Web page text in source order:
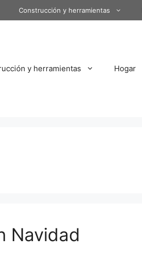
Construcción y herramientas
y herramientas Hogar
Navidad